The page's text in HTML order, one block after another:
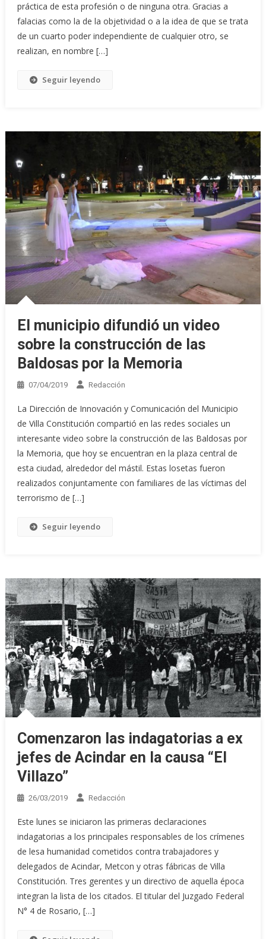
práctica de esta profesión o de ninguna otra. Gracias a
falacias como la de la objetividad o a la idea de que se trata
de un cuarto poder independiente de cualquier otro, se
realizan, en nombre […]
Seguir leyendo
El municipio difundió un video
sobre la construcción de las
Baldosas por la Memoria
07/04/2019 Redacción
La Dirección de Innovación y Comunicación del Municipio
de Villa Constitución compartió en las redes sociales un
interesante video sobre la construcción de las Baldosas por
la Memoria, que hoy se encuentran en la plaza central de
esta ciudad, alrededor del mástil. Estas losetas fueron
realizados conjuntamente con familiares de las víctimas del
terrorismo de […]
Seguir leyendo
Comenzaron las indagatorias a ex
jefes de Acindar en la causa “El
Villazo”
26/03/2019 Redacción
Este lunes se iniciaron las primeras declaraciones
indagatorias a los principales responsables de los crímenes
de lesa humanidad cometidos contra trabajadores y
delegados de Acindar, Metcon y otras fábricas de Villa
Constitución. Tres gerentes y un directivo de aquella época
integran la lista de los citados. El titular del Juzgado Federal
N° 4 de Rosario, […]